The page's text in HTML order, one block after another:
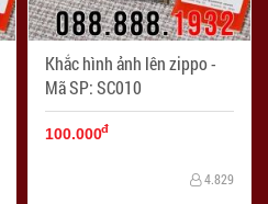
Khắc hình ảnh lên zippo -
Mã SP: SC010
100.000đ
4.829